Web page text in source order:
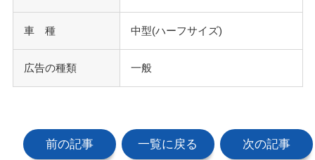
車 種 中型(ハーフサイズ)
広告の種類 一般
前の記事 一覧に戻る 次の記事